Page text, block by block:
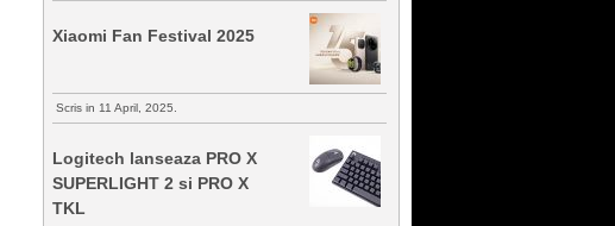
Xiaomi Fan Festival 2025
Scris in 11 April, 2025.
Logitech lanseaza PRO X
SUPERLIGHT 2 si PRO X
TKL